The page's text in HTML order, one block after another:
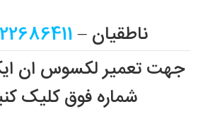
ناطقیان –
جهت تعمیر لکسوس ان
شماره فوق کلیک